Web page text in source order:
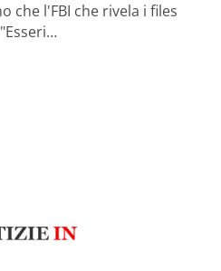
che l'FBI che rivela i files